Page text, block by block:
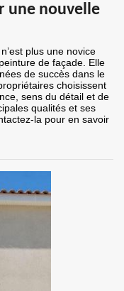
une nouvelle
plus une novice
de façade. Elle
de succès dans le
choisissent
sens du détail et de
qualités et ses
la pour en savoir